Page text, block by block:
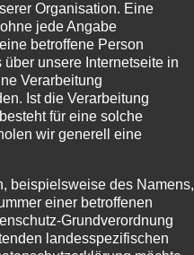
Organisation. Eine
jede Angabe
betroffene Person
unsere Internetseite in
Verarbeitung
Ist die Verarbeitung
für eine solche
wir generell eine
beispielsweise des Namens,
einer betroffenen
Grundverordnung
landesspezifischen